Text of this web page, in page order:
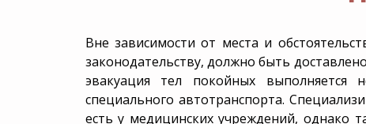
Производство
Группа Компаний
Эвакуация тела в морг
Бальзамирование
мусульманских
Груз 200
Вне зависимости от места и
законодательству, должно быть
эвакуация тел покойных
специального автотранспорта.
есть у медицинских учреждений, однако